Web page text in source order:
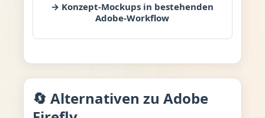
→ Konzept-Mockups in bestehenden
Adobe-Workflow
🔄 Alternativen zu Adobe